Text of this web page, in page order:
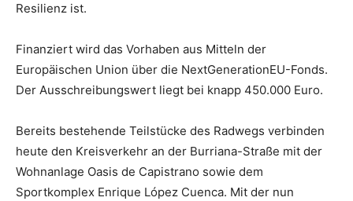
Resilienz ist.
Finanziert wird das Vorhaben aus Mitteln der
Europäischen Union über die NextGenerationEU-Fonds.
Der Ausschreibungswert liegt bei knapp 450.000 Euro.
Bereits bestehende Teilstücke des Radwegs verbinden
heute den Kreisverkehr an der Burriana-Straße mit der
Wohnanlage Oasis de Capistrano sowie dem
Sportkomplex Enrique López Cuenca. Mit der nun